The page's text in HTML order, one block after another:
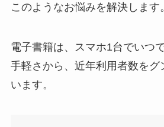
このようなお悩みを解決します。
電子書籍は、スマホ1台でいつ
手軽さから、近年利用者数をグ
います。